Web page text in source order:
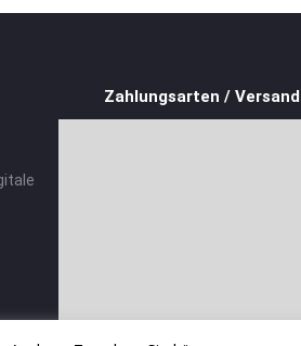
Zahlungsarten / Versand